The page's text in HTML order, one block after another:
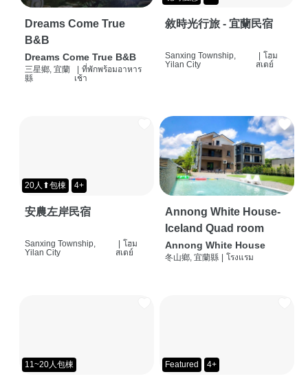
Dreams Come True
B&B
Dreams Come True B&B
三星鄉, 宜蘭
縣
| ที่พักพร้อมอาหาร
เช้า
敘時光行旅 - 宜蘭民宿
Sanxing Township,
Yilan City
| โฮม
สเตย์
20人⬆包棟 4+
安農左岸民宿
Sanxing Township,
Yilan City
| โฮม
สเตย์
Annong White House-
Iceland Quad room
Annong White House
冬山鄉, 宜蘭縣 | โรงแรม
11~20人包棟 Featured 4+